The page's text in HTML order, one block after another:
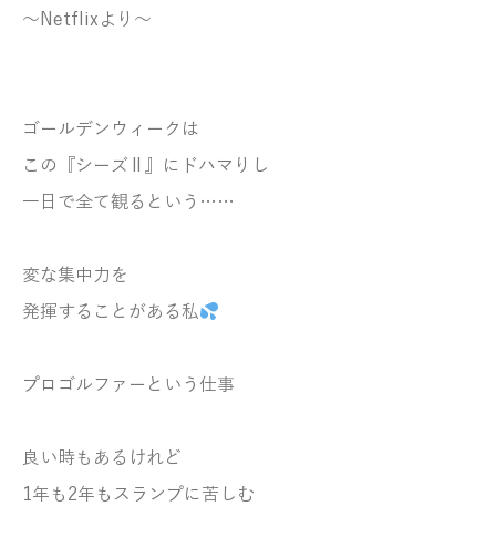
～Netflixより～
ゴールデンウィークは
この『シーズⅡ』にドハマりし
一日で全て観るという……
変な集中力を
発揮することがある私
プロゴルファーという仕事
良い時もあるけれど
1年も2年もスランプに苦しむ